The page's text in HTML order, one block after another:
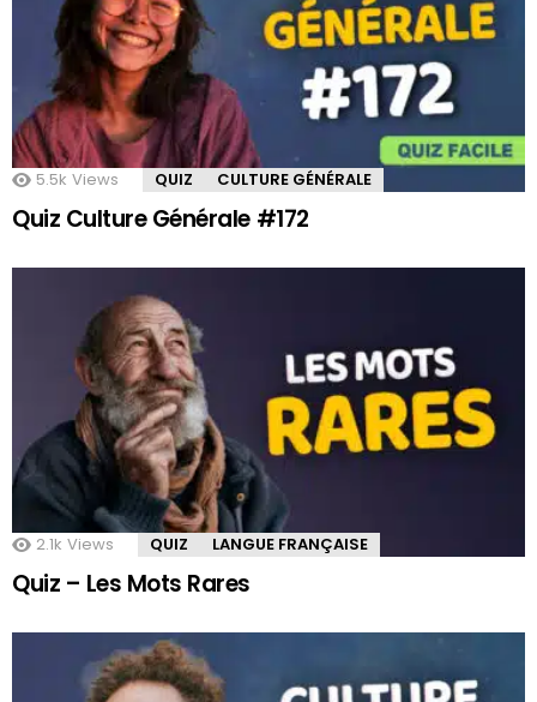
5.5k Views QUIZ CULTURE GÉNÉRALE
Quiz Culture Générale #172
2.1k Views QUIZ LANGUE FRANÇAISE
Quiz – Les Mots Rares